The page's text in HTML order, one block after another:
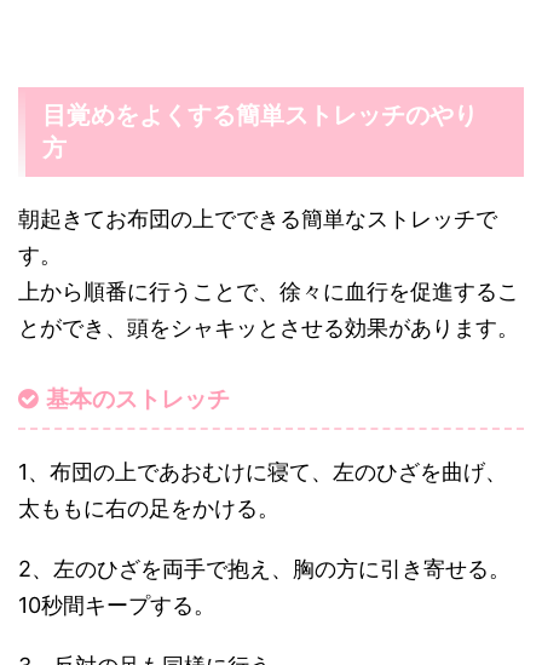
目覚めをよくする簡単ストレッチのやり
方
朝起きてお布団の上でできる簡単なストレッチで
す。
上から順番に行うことで、徐々に血行を促進するこ
とができ、頭をシャキッとさせる効果があります。
基本のストレッチ
1、布団の上であおむけに寝て、左のひざを曲げ、
太ももに右の足をかける。
2、左のひざを両手で抱え、胸の方に引き寄せる。
10秒間キープする。